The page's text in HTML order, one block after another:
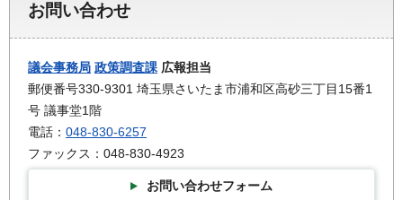
お問い合わせ
議会事務局 政策調査課 広報担当
郵便番号330-9301 埼玉県さいたま市浦和区高砂三丁目15番1
号 議事堂1階
電話： 048-830-6257
ファックス：048-830-4923
お問い合わせフォーム